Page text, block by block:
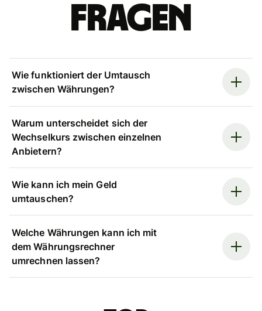
Fragen
Wie funktioniert der Umtausch
zwischen Währungen?
Warum unterscheidet sich der
Wechselkurs zwischen einzelnen
Anbietern?
Wie kann ich mein Geld
umtauschen?
Welche Währungen kann ich mit
dem Währungsrechner
umrechnen lassen?